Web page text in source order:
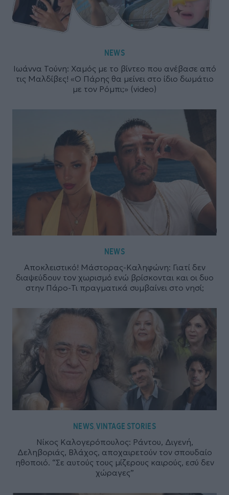
NEWS
Ιωάννα Τούνη: Χαμός με το βίντεο που ανέβασε από
τις Μαλδίβες! «Ο Πάρης θα μείνει στο ίδιο δωμάτιο
με τον Ρόμπι;» (video)
NEWS
Αποκλειστικό! Μάστορας-Καληφώνη: Γιατί δεν
διαψεύδουν τον χωρισμό ενώ βρίσκονται και οι δυο
στην Πάρο-Τι πραγματικά συμβαίνει στο νησί;
NEWS,VINTAGE STORIES
Νίκος Καλογερόπουλος: Ράντου, Διγενή,
Δεληβοριάς, Βλάχος, αποχαιρετούν τον σπουδαίο
ηθοποιό. “Σε αυτούς τους μίζερους καιρούς, εσύ δεν
χώραγες”